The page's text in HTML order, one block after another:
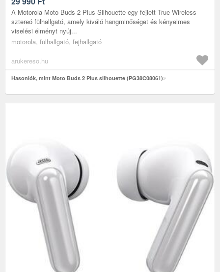
A Motorola Moto Buds 2 Plus Silhouette egy fejlett True Wireless
sztereó fülhallgató, amely kiváló hangminőséget és kényelmes
viselési élményt nyúj...
motorola, fülhallgató, fejhallgató
arukereso.hu
Hasonlók, mint Moto Buds 2 Plus silhouette (PG38C08061)